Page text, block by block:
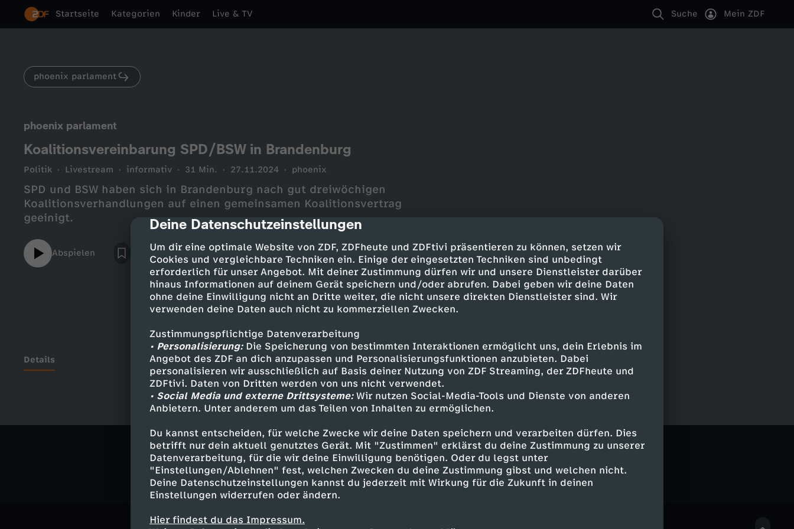
cmp-dialog-description
Deine Datenschutzeinstellungen
Um dir eine optimale Website von ZDF, ZDFheute und ZDFtivi präsentieren zu können, setzen wir
Cookies und vergleichbare Techniken ein. Einige der eingesetzten Techniken sind unbedingt
erforderlich für unser Angebot. Mit deiner Zustimmung dürfen wir und unsere Dienstleister darüber
hinaus Informationen auf deinem Gerät speichern und/oder abrufen. Dabei geben wir deine Daten
ohne deine Einwilligung nicht an Dritte weiter, die nicht unsere direkten Dienstleister sind. Wir
verwenden deine Daten auch nicht zu kommerziellen Zwecken.
Zustimmungspflichtige Datenverarbeitung
• Personalisierung:Die Speicherung von bestimmten Interaktionen ermöglicht uns, dein Erlebnis im
Angebot des ZDF an dich anzupassen und Personalisierungsfunktionen anzubieten. Dabei
personalisieren wir ausschließlich auf Basis deiner Nutzung von ZDF Streaming, der ZDFheute und
ZDFtivi. Daten von Dritten werden von uns nicht verwendet.
• Social Media und externe Drittsysteme:Wir nutzen Social-Media-Tools und Dienste von anderen
Anbietern. Unter anderem um das Teilen von Inhalten zu ermöglichen.
Du kannst entscheiden, für welche Zwecke wir deine Daten speichern und verarbeiten dürfen. Dies
betrifft nur dein aktuell genutztes Gerät. Mit "Zustimmen" erklärst du deine Zustimmung zu unserer
Datenverarbeitung, für die wir deine Einwilligung benötigen. Oder du legst unter
"Einstellungen/Ablehnen" fest, welchen Zwecken du deine Zustimmung gibst und welchen nicht.
Deine Datenschutzeinstellungen kannst du jederzeit mit Wirkung für die Zukunft in deinen
Einstellungen widerrufen oder ändern.
Hier findest du das Impressum.
Startseite Kategorien Kinder Live & TV Suche Mein ZDF
phoenix parlament
phoenix parlament
Koalitionsvereinbarung SPD/BSW in Brandenburg
Politik Livestream informativ 31 Min. 27.11.2024 phoenix
SPD und BSW haben sich in Brandenburg nach gut dreiwöchigen
Koalitionsverhandlungen auf einen gemeinsamen Koalitionsvertrag
geeinigt.
Abspielen
Details
Ähnliche Inhalte entdecken
Politik Livestream informativ phoenix parlament